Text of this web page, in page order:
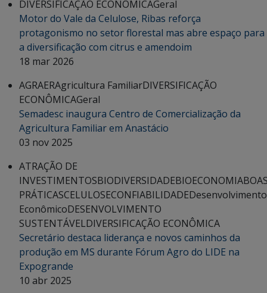
DIVERSIFICAÇÃO ECONÔMICAGeral
Motor do Vale da Celulose, Ribas reforça
protagonismo no setor florestal mas abre espaço para
a diversificação com citrus e amendoim
18 mar 2026
AGRAERAgricultura FamiliarDIVERSIFICAÇÃO
ECONÔMICAGeral
Semadesc inaugura Centro de Comercialização da
Agricultura Familiar em Anastácio
03 nov 2025
ATRAÇÃO DE
INVESTIMENTOSBIODIVERSIDADEBIOECONOMIA
PRÁTICASCELULOSECONFIABILIDADEDesenvolvimento
EconômicoDESENVOLVIMENTO
SUSTENTÁVELDIVERSIFICAÇÃO ECONÔMICA
Secretário destaca liderança e novos caminhos da
produção em MS durante Fórum Agro do LIDE na
Expogrande
10 abr 2025